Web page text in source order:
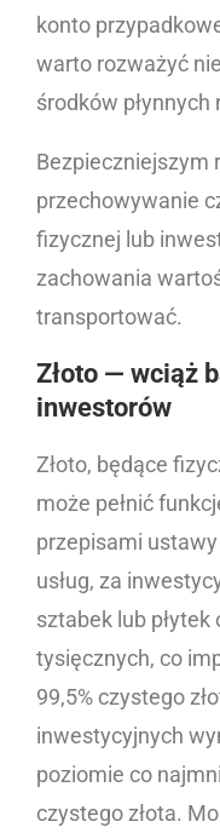
konto
warto rozważyć
środków
Bezpieczniejszym
przechowywanie
fizycznej lub
zachowania
transportować.
Złoto — wciąż
inwestorów
Złoto, będące
może pełnić
przepisami
usług, za
sztabek lub płytek
tysięcznych, co
99,5% czystego
inwestycyjnych
poziomie co
czystego złota.